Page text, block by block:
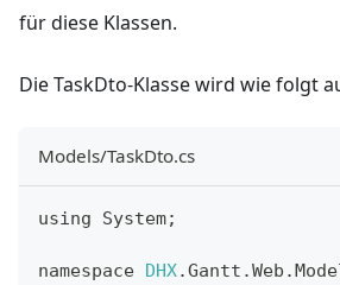
für diese Klassen.
Die TaskDto-Klasse wird wie folgt
Models/TaskDto.cs
using System;
namespace DHX.Gantt .Web .